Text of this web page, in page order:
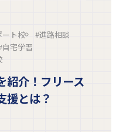
ート校
#進路相談
自宅学習
紹介！フリース
援とは？